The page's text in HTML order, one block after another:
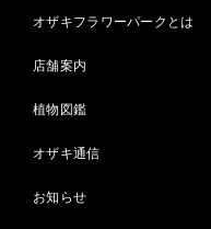
オザキフラワーパークとは
店舗案内
植物図鑑
オザキ通信
お知らせ